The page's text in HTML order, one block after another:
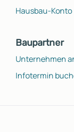
Hausbau-Konto
Baupartner
Unternehmen
Infotermin